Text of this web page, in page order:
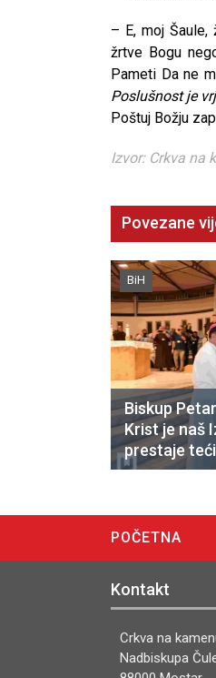
– E, moj
žrtve Bogu
Pameti Da ne
Poslušnost je
Poštuj Božju
Izvor: Crkva na
Povezane
BiH
Biskup
Krist je naš
prestaje teći
POČETNA
Kontakt
Crkva na
Nadbiskupa